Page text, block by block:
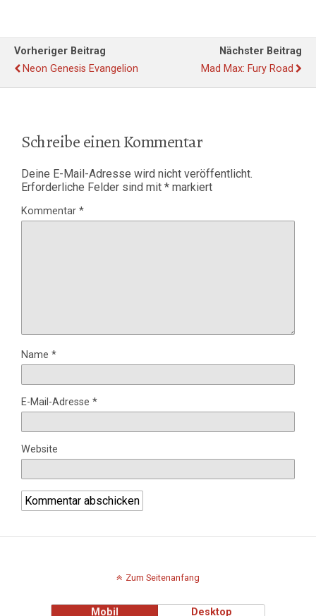
Vorheriger Beitrag
Neon Genesis Evangelion
Nächster Beitrag
Mad Max: Fury Road
Schreibe einen Kommentar
Deine E-Mail-Adresse wird nicht veröffentlicht.
Erforderliche Felder sind mit * markiert
Kommentar *
Name *
E-Mail-Adresse *
Website
Zum Seitenanfang
Mobil Desktop